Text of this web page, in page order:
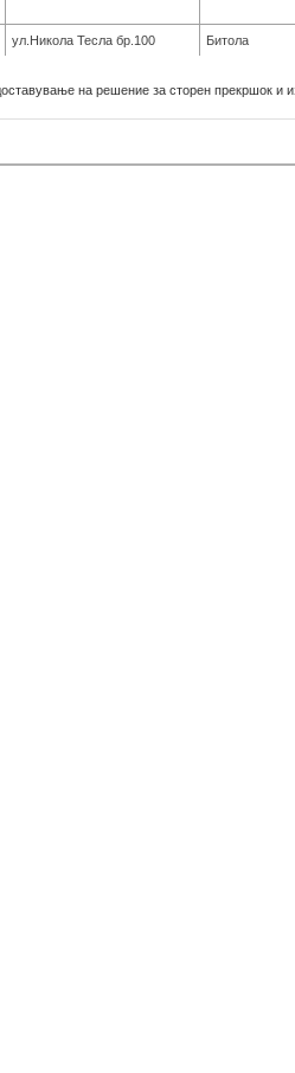
ул.Никола Тесла бр.100 Битола
на решение за сторен прекршок